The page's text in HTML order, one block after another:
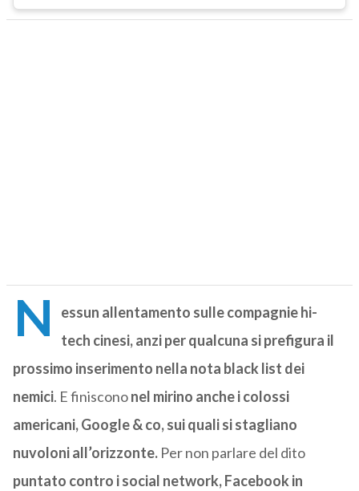
N
essun allentamento sulle compagnie hi-
tech cinesi, anzi per qualcuna si prefigura il
prossimo inserimento nella nota black list dei
nemici. E finiscononel mirino anche i colossi
americani, Google & co, sui quali si stagliano
nuvoloni all’orizzonte.Per non parlare del dito
puntato contro i social network, Facebook in